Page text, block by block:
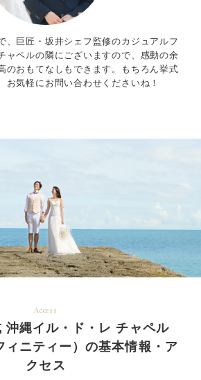
、巨匠・坂井シェフ監修のカジュアルフ
ャペルの隣にございますので、感動の余
のおもてなしもできます。もちろん挙式
お気軽にお問い合わせくださいね！
Access
沖縄イル・ド・レ チャペル
ィニティー）の基本情報・ア
クセス